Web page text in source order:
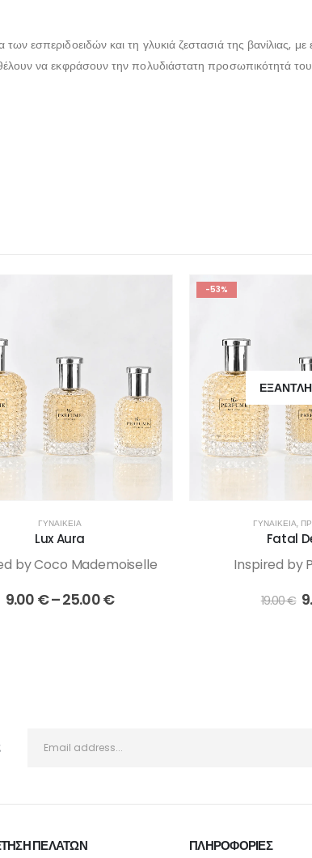
εσπεριδοειδών και τη γλυκιά ζεστασιά της βανίλιας,
θέλουν να εκφράσουν την πολυδιάστατη προσωπικότητά
ΓΥΝΑΙΚΕΊΑ
Lux Aura
by Coco Mademoiselle
9.00 €–25.00€Price
-53%
ΓΥΝΑΙΚΕΊΑ,
Fatal
Inspired by
19.00€
ΠΕΛΑΤΩΝ ΠΛΗΡΟΦΟΡΙΕΣ